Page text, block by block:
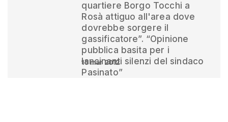
quartiere Borgo Tocchi a
Rosà attiguo all'area dove
dovrebbe sorgere il
gassificatore”. “Opinione
pubblica basita per i
lancinanti silenzi del sindaco
Pasinato”
15 mar 2012